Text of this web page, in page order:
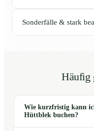
Sonderfälle & stark
Häufig
Wie kurzfristig kann
Hüttblek buchen?